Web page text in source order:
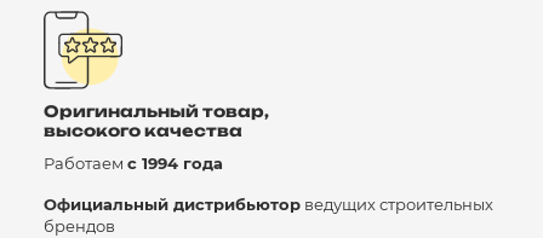
Оригинальный товар,
высокого качества
Работаем с 1994 года
Официальный дистрибьютор ведущих строительных
брендов